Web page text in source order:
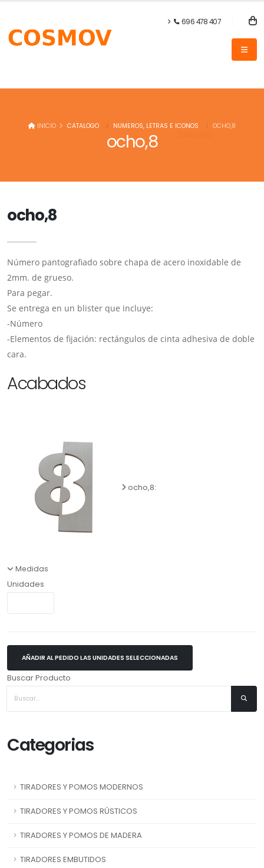
696 478 407
ocho,8
INICIO CATALOGO NUMEROS, LETRAS E ICONOS OCHO,8
Buscar Producto
Categorias
TIRADORES Y POMOS MODERNOS
TIRADORES Y POMOS RÚSTICOS
TIRADORES Y POMOS DE MADERA
TIRADORES EMBUTIDOS
ocho,8
Número pantografiado sobre chapa de acero inoxidable de
2mm. de grueso.
Para pegar.
Se entrega en un blister que incluye:
-Número
-Elementos de fijación: rectángulos de cinta adhesiva de doble
cara.
Acabados
ocho,8:
Medidas
Unidades
AÑADIR AL PEDIDO LAS UNIDADES SELECCIONADAS